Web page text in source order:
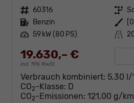
Fahrzeugnr. 60316 Getriebe
Kraftstoff Benzin Außenfarbe
Leistung 59 kW (80 PS) Kilometerstand
19.630,– €
incl. 19% MwSt.
Verbrauch kombiniert: 5,30 l/
CO2-Klasse: D
CO2-Emissionen: 121,00 g/km